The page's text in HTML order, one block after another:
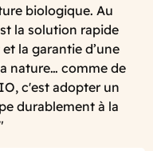
biologique. Au
la solution rapide
la garantie d’une
nature… comme de
c'est adopter un
durablement à la